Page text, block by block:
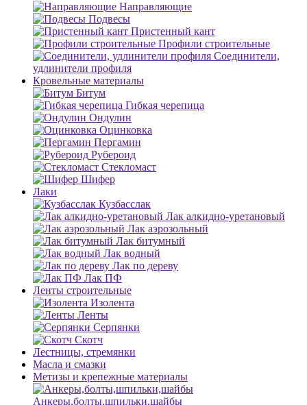
Направляющие
Подвесы
Пристенный кант
Профили строительные
Соединители,
удлинители профиля
Кровельные материалы
Битум
Гибкая черепица
Ондулин
Оцинковка
Пергамин
Рубероид
Стекломаст
Шифер
Лаки
Кузбасслак
Лак алкидно-уретановый
Лак аэрозольный
Лак битумный
Лак водный
Лак по дереву
Лак ПФ
Ленты строительные
Изолента
Ленты
Серпянки
Скотч
Лестницы, стремянки
Масла и смазки
Метизы и крепежные материалы
Анкеры,болты,шпильки,шайбы